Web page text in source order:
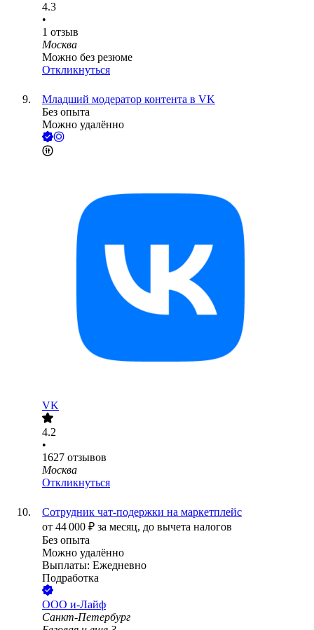
4.3
•
1 отзыв
Москва
Можно без резюме
Откликнуться
Младший модератор контента в VK
Без опыта
Можно удалённо
VK
4.2
•
1627 отзывов
Москва
Откликнуться
Сотрудник чат-подержки на маркетплейс
от 44 000 ₽ за месяц, до вычета налогов
Без опыта
Можно удалённо
Выплаты: Ежедневно
Подработка
ООО и-Лайф
Санкт-Петербург